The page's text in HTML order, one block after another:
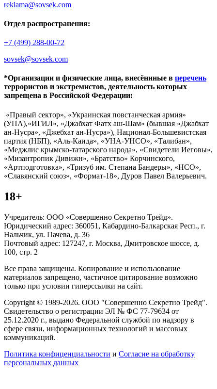
reklama@sovsek.com
Отдел распространения:
+7 (499) 288-00-72
sovsek@sovsek.com
*Организации и физические лица, внесённные в перечень
террористов и экстремистов, деятельность которых
запрещена в Российской Федерации:
«Правый сектор», «Украинская повстанческая армия»
(УПА),«ИГИЛ», «Джабхат Фатх аш-Шам» (бывшая «Джабхат
ан-Нусра», «Джебхат ан-Нусра»), Национал-Большевистская
партия (НБП), «Аль-Каида», «УНА-УНСО», «Талибан»,
«Меджлис крымско-татарского народа», «Свидетели Иеговы»,
«Мизантропик Дивижн», «Братство» Корчинского,
«Артподготовка», «Тризуб им. Степана Бандеры», «НСО»,
«Славянский союз», «Формат-18», Дуров Павел Валерьевич.
18+
Учредитель: ООО «Совершенно Секретно Трейд».
Юридический адрес: 360051, Кабардино-Балкарская Респ., г.
Нальчик, ул. Пачева, д. 36
Почтовый адрес: 127247, г. Москва, Дмитровское шоссе, д.
100, стр. 2
Все права защищены. Копирование и использование
материалов запрещено, частичное цитирование возможно
только при условии гиперссылки на сайт.
Copyright © 1989-2026. ООО "Совершенно Секретно Трейд".
Свидетельство о регистрации ЭЛ № ФС 77-79634 от
25.12.2020 г., выдано Федеральной службой по надзору в
сфере связи, информационных технологий и массовых
коммуникаций.
Политика конфиценциальности и Согласие на обработку
персональных данных